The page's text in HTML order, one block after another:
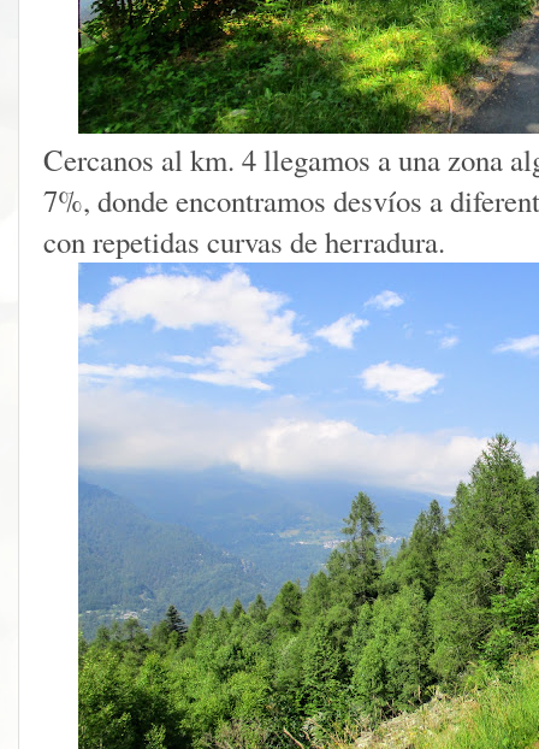
Cercanos al km. 4 llegamos a una zona
7%, donde encontramos desvíos a
con repetidas curvas de herradura.